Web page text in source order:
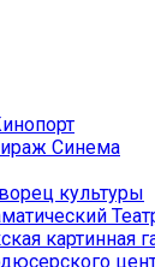
Синема
культуры
картинная